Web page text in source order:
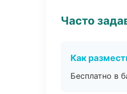
Часто
Как
Бесплатно в